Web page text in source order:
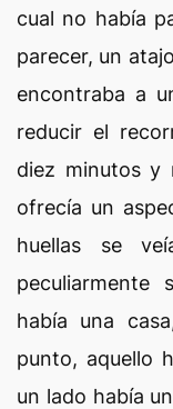
cual no había
parecer, un
encontraba a
reducir el
diez minutos y
ofrecía un
huellas se
peculiarmente
había una
punto, aquello
un lado había